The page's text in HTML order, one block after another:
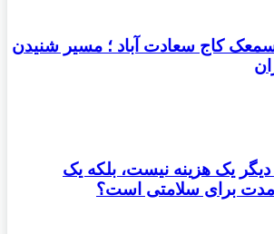
کاج سعادت آباد ؛ مسیر شنیدن
دیگر یک هزینه نیست، بلکه یک
برای سلامتی است؟